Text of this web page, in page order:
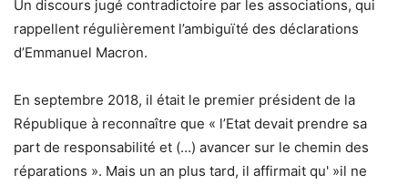
Un discours jugé contradictoire par les associations, qui
rappellent régulièrement l’ambiguïté des déclarations
d’Emmanuel Macron.
En septembre 2018, il était le premier président de la
République à reconnaître que « l’Etat devait prendre sa
part de responsabilité et (…) avancer sur le chemin des
réparations ». Mais un an plus tard, il affirmait qu' »il ne